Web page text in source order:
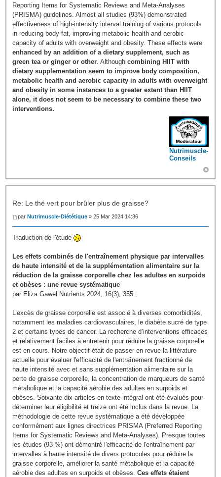
Reporting Items for Systematic Reviews and Meta-Analyses
(PRISMA) guidelines. Almost all studies (93%) demonstrated
effectiveness of high-intensity interval training of various protocols
in reducing body fat, improving metabolic health and aerobic
capacity of adults with overweight and obesity. These effects were
enhanced by an addition of a dietary supplement, such as
green tea or ginger or other . Althoughcombining HIIT with
dietary supplementation seem to improve body composition,
metabolic health and aerobic capacity in adults with overweight
and obesity in some instances to a greater extent than HIIT
alone, it does not seem to be necessary to combine these two
interventions.
Nutrimuscle-
Conseils
Re: Le thé vert pour brûler plus de graisse?
par Nutrimuscle-Diététique » 25 Mar 2024 14:36
Traduction de l'étude
Les effets combinés de l'entraînement physique par intervalles
de haute intensité et de la supplémentation alimentaire sur la
réduction de la graisse corporelle chez les adultes en surpoids
et obèses : une revue systématique
par Eliza Gaweł Nutrients 2024, 16(3), 355 ;
L’excès de graisse corporelle est associé à diverses comorbidités,
notamment les maladies cardiovasculaires, le diabète sucré de type
2 et certains types de cancer. La recherche d’interventions efficaces
et relativement faciles à entretenir pour réduire la graisse corporelle
est en cours. Notre objectif était de passer en revue la littérature
actuelle pour évaluer l'efficacité de l'entraînement fractionné de
haute intensité avec et sans supplémentation alimentaire sur la
perte de graisse corporelle, la concentration de marqueurs de santé
métabolique et la capacité aérobie des adultes en surpoids et
obèses. Soixante-dix articles en texte intégral ont été évalués pour
déterminer leur éligibilité et treize ont été inclus dans la revue. La
méthodologie de cette revue systématique a été développée
conformément aux lignes directrices PRISMA (Preferred Reporting
Items for Systematic Reviews and Meta-Analyses). Presque toutes
les études (93 %) ont démontré l'efficacité de l'entraînement par
intervalles à haute intensité de divers protocoles pour réduire la
graisse corporelle, améliorer la santé métabolique et la capacité
aérobie des adultes en surpoids et obèses. Ces effets étaient